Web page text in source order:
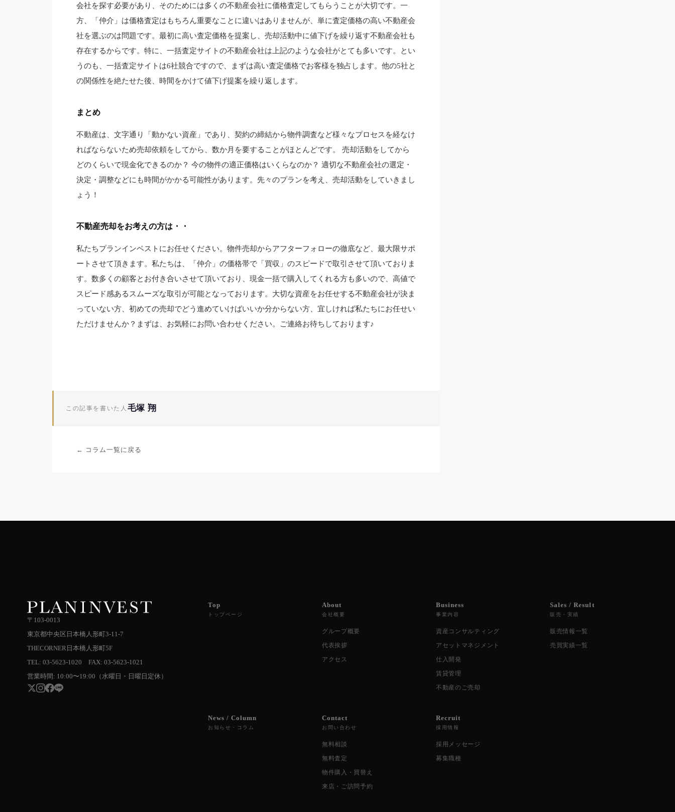
会社を探す必要があり、そのためには多くの不動産会社に価格査定してもらうことが大切です。一
方、「仲介」は価格査定はもちろん重要なことに違いはありませんが、単に査定価格の高い不動産会
社を選ぶのは問題です。最初に高い査定価格を提案し、売却活動中に値下げを繰り返す不動産会社も
存在するからです。特に、一括査定サイトの不動産会社は上記のような会社がとても多いです。とい
うのも、一括査定サイトは6社競合ですので、まずは高い査定価格でお客様を独占します。他の5社と
の関係性を絶たせた後、時間をかけて値下げ提案を繰り返します。
まとめ
不動産は、文字通り「動かない資産」であり、契約の締結から物件調査など様々なプロセスを経なけ
ればならないため売却依頼をしてから、数か月を要することがほとんどです。 売却活動をしてから
どのくらいで現金化できるのか？ 今の物件の適正価格はいくらなのか？ 適切な不動産会社の選定・
決定・調整などにも時間がかかる可能性があります。先々のプランを考え、売却活動をしていきまし
ょう！
不動産売却をお考えの方は・・
私たちプランインベストにお任せください。物件売却からアフターフォローの徹底など、最大限サポ
ートさせて頂きます。私たちは、「仲介」の価格帯で「買収」のスピードで取引させて頂いておりま
す。数多くの顧客とお付き合いさせて頂いており、現金一括で購入してくれる方も多いので、高値で
スピード感あるスムーズな取引が可能となっております。大切な資産をお任せする不動産会社が決ま
っていない方、初めての売却でどう進めていけばいいか分からない方、宜しければ私たちにお任せい
ただけませんか？まずは、お気軽にお問い合わせください。ご連絡お待ちしております♪
この記事を書いた人 毛塚 翔
← コラム一覧に戻る
〒103-0013
東京都中央区日本橋人形町3-11-7
THECORNER日本橋人形町5F
TEL: 03-5623-1020 FAX: 03-5623-1021
営業時間: 10:00〜19:00（水曜日・日曜日定休）
Top
トップページ
About
会社概要
グループ概要
代表挨拶
アクセス
Business
事業内容
資産コンサルティング
アセットマネジメント
仕入開発
賃貸管理
不動産のご売却
Sales / Result
販売・実績
販売情報一覧
売買実績一覧
News / Column
お知らせ・コラム
Contact
お問い合わせ
無料相談
無料査定
物件購入・買替え
来店・ご訪問予約
Recruit
採用情報
採用メッセージ
募集職種